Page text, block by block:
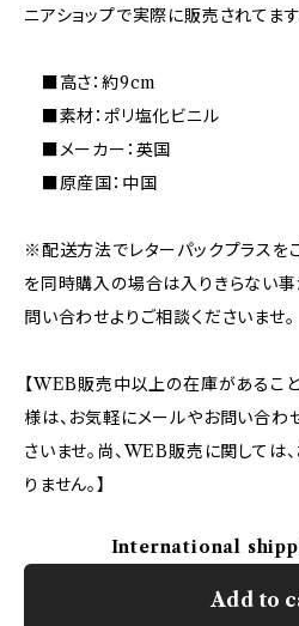
ニアショップで実際に販売されてます
■高さ：約9cm
■素材：ポリ塩化ビニル
■メーカー：英国
■原産国：中国
※配送方法でレターパックプラスを
を同時購入の場合は入りきらない事
問い合わせよりご相談くださいませ。
【WEB販売中以上の在庫があるこ
様は、お気軽にメールやお問い合わ
さいませ。尚、WEB販売に関しては
りません。】
International
Add to